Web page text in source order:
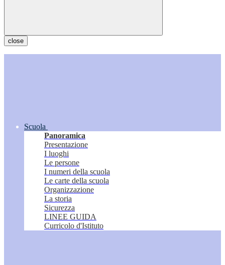
close
Scuola
Panoramica
Presentazione
I luoghi
Le persone
I numeri della scuola
Le carte della scuola
Organizzazione
La storia
Sicurezza
LINEE GUIDA
Curricolo d'Istituto